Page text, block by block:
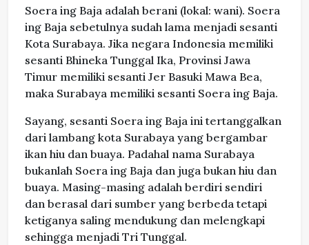
Soera ing Baja adalah berani (lokal: wani). Soera
ing Baja sebetulnya sudah lama menjadi sesanti
Kota Surabaya. Jika negara Indonesia memiliki
sesanti Bhineka Tunggal Ika, Provinsi Jawa
Timur memiliki sesanti Jer Basuki Mawa Bea,
maka Surabaya memiliki sesanti Soera ing Baja.
Sayang, sesanti Soera ing Baja ini tertanggalkan
dari lambang kota Surabaya yang bergambar
ikan hiu dan buaya. Padahal nama Surabaya
bukanlah Soera ing Baja dan juga bukan hiu dan
buaya. Masing-masing adalah berdiri sendiri
dan berasal dari sumber yang berbeda tetapi
ketiganya saling mendukung dan melengkapi
sehingga menjadi Tri Tunggal.